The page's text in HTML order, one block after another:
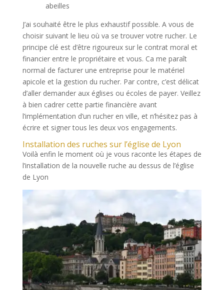
abeilles
J’ai souhaité être le plus exhaustif possible. A vous de
choisir suivant le lieu où va se trouver votre rucher. Le
principe clé est d’être rigoureux sur le contrat moral et
financier entre le propriétaire et vous. Ca me paraît
normal de facturer une entreprise pour le matériel
apicole et la gestion du rucher. Par contre, c’est délicat
d’aller demander aux églises ou écoles de payer. Veillez
à bien cadrer cette partie financière avant
l’implémentation d’un rucher en ville, et n’hésitez pas à
écrire et signer tous les deux vos engagements.
Installation des ruches sur l’église de Lyon
Voilà enfin le moment où je vous raconte les étapes de
l’installation de la nouvelle ruche au dessus de l’église
de Lyon